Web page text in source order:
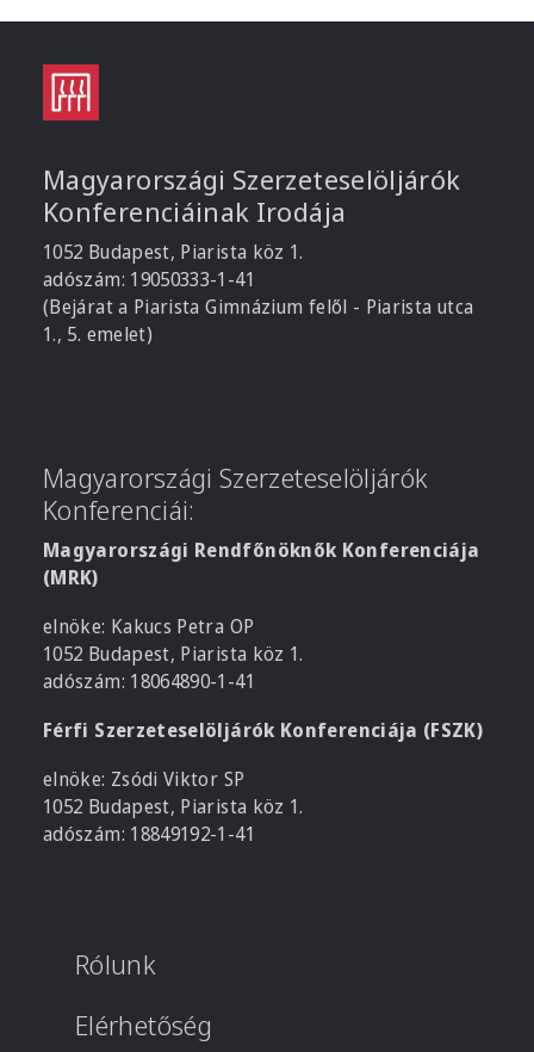
Magyarországi Szerzeteselöljárók
Konferenciáinak Irodája
1052 Budapest, Piarista köz 1.
adószám: 19050333-1-41
(Bejárat a Piarista Gimnázium felől - Piarista utca
1., 5. emelet)
Magyarországi Szerzeteselöljárók
Konferenciái:
Magyarországi Rendfőnöknők Konferenciája
(MRK)
elnöke: Kakucs Petra OP
1052 Budapest, Piarista köz 1.
adószám: 18064890-1-41
Férfi Szerzeteselöljárók Konferenciája (FSZK)
elnöke: Zsódi Viktor SP
1052 Budapest, Piarista köz 1.
adószám: 18849192-1-41
Rólunk
Elérhetőség